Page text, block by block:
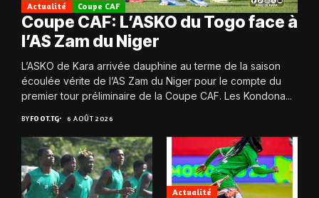
Actualité Coupe CAF
Coupe CAF: L’ASKO du Togo face à
l’AS Zam du Niger
L’ASKO de Kara arrivée dauphine au terme de la saison
écoulée vérite de l’AS Zam du Niger pour le compte du
premier tour préliminaire de la Coupe CAF. Les Kondona...
BYFOOT.TG 6 AOÛT 2026
Actualité